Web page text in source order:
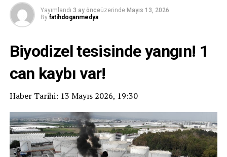
Yayımlandı 3 ay önceüzerinde Mayıs 13, 2026
By fatihdoganmedya
Biyodizel tesisinde yangın! 1
can kaybı var!
Haber Tarihi: 13 Mayıs 2026, 19:30